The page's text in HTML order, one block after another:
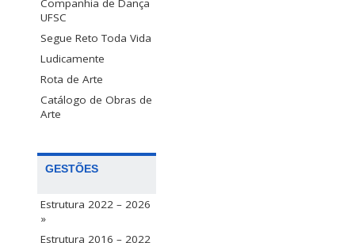
Companhia de Dança
UFSC
Segue Reto Toda Vida
Ludicamente
Rota de Arte
Catálogo de Obras de
Arte
GESTÕES
Estrutura 2022 – 2026
»
Estrutura 2016 – 2022